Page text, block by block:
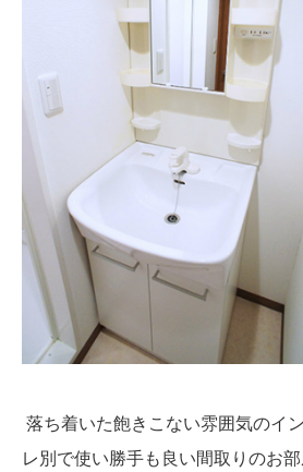
落ち着いた飽きこない雰囲気のイ
レ別で使い勝手も良い間取りのお部